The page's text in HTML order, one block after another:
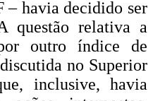
– havia decidido ser
questão relativa a
outro índice de
no Superior
inclusive, havia